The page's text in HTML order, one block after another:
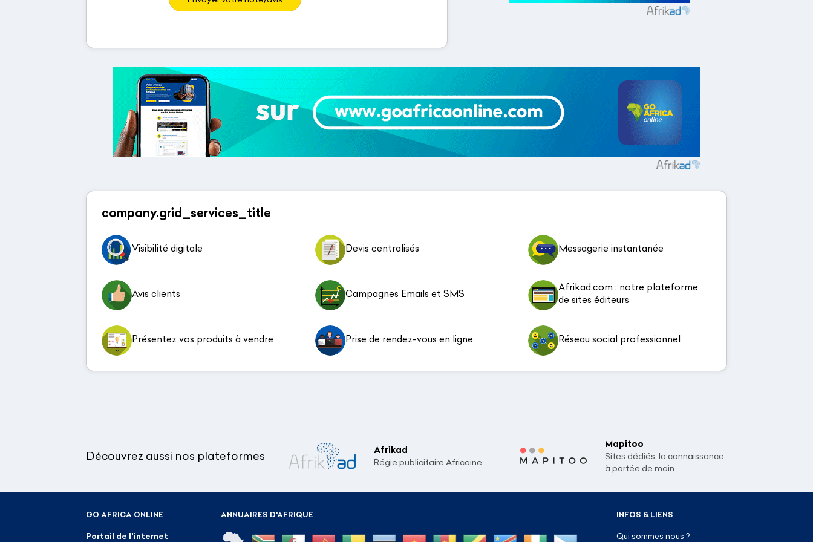
company.grid_services_title
Visibilité digitale Devis centralisés Messagerie instantanée
Avis clients Campagnes Emails et SMS
Afrikad.com : notre plateforme
de sites éditeurs
Présentez vos produits à vendre Prise de rendez-vous en ligne Réseau social professionnel
Découvrez aussi nos plateformes
Afrikad
Régie publicitaire Africaine.
Mapitoo
Sites dédiés: la connaissance
à portée de main
ANNUAIRES D'AFRIQUE
GO AFRICA ONLINE
Portail de l'internet
INFOS & LIENS
Qui sommes nous ?